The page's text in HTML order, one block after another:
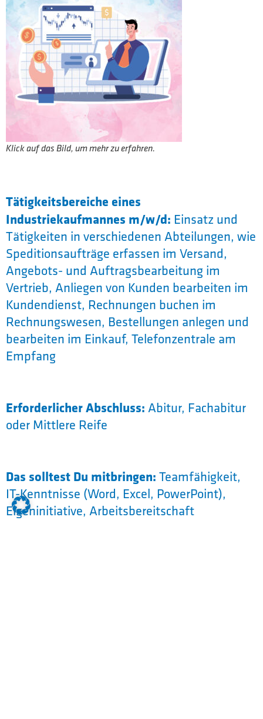
Klick auf das Bild, um mehr zu erfahren.
Tätigkeitsbereiche eines
Industriekaufmannes m/w/d: Einsatz und
Tätigkeiten in verschiedenen Abteilungen, wie
Speditionsaufträge erfassen im Versand,
Angebots- und Auftragsbearbeitung im
Vertrieb, Anliegen von Kunden bearbeiten im
Kundendienst, Rechnungen buchen im
Rechnungswesen, Bestellungen anlegen und
bearbeiten im Einkauf, Telefonzentrale am
Empfang
Erforderlicher Abschluss: Abitur, Fachabitur
oder Mittlere Reife
Das solltest Du mitbringen: Teamfähigkeit,
IT-Kenntnisse (Word, Excel, PowerPoint),
Eigeninitiative, Arbeitsbereitschaft